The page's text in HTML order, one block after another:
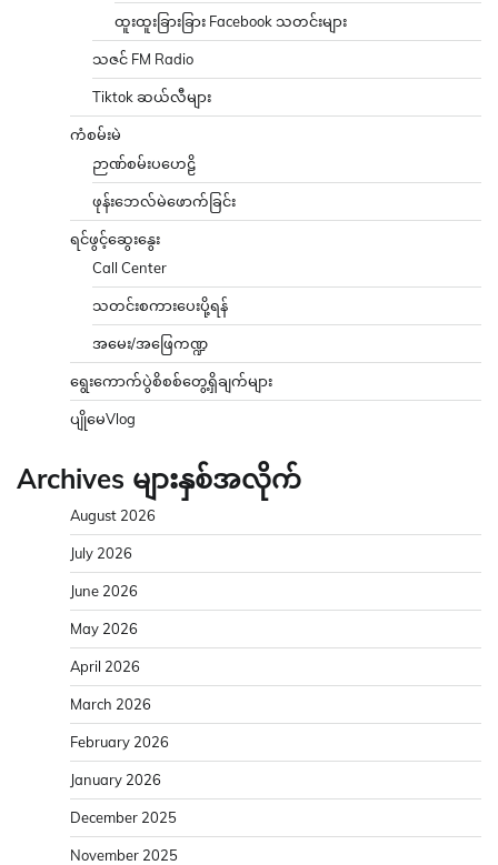
ထူးထူးခြားခြား Facebook သတင်းများ
သဇင် FM Radio
Tiktok ဆယ်လီများ
ကံစမ်းမဲ
ဉာဏ်စမ်းပဟေဠိ
ဖုန်းဘေလ်မဲဖောက်ခြင်း
ရင်ဖွင့်ဆွေးနွေး
Call Center
သတင်းစကားပေးပို့ရန်
အမေး/အဖြေကဏ္ဍ
ရွေးကောက်ပွဲစိစစ်တွေ့ရှိချက်များ
ပျိုမေVlog
Archives များနှစ်အလိုက်
August 2026
July 2026
June 2026
May 2026
April 2026
March 2026
February 2026
January 2026
December 2025
November 2025